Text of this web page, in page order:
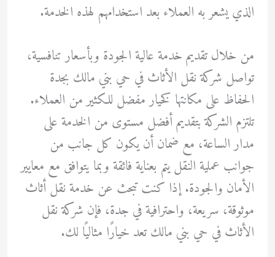
الذي يشعر به العملاء بعد استخدامهم لهذه الخدمة.
من خلال تقديم خدمة عالية الجودة وبأسعار تنافسية،
تواصل شركة نقل الأثاث في حي بني مالك بجدة
الحفاظ على مكانتها كخيار مفضل للكثير من العملاء.
تلتزم الشركة بتقديم أفضل مستوى من الخدمة على
مدار الساعة، مع ضمان أن يكون كل جانب من
جوانب عملية النقل يتم بعناية فائقة وبما يتوافق مع معايير
الأمان والجودة. إذا كنت تبحث عن خدمة نقل أثاث
موثوقة، سريعة، واحترافية في جدة، فإن شركة نقل
الأثاث في حي بني مالك تعد خيارًا مثاليًا لك.